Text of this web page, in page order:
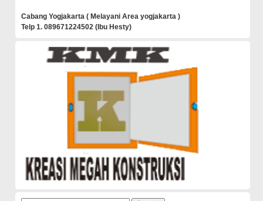
Cabang Yogjakarta ( Melayani Area yogjakarta )
Telp 1. 089671224502 (Ibu Hesty)